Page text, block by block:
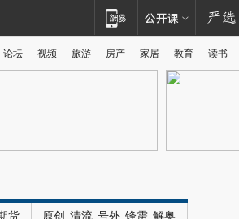
论坛 视频 旅游 房产 家居 教育 读书
货 原创 清流 号外 锋雳 解奥